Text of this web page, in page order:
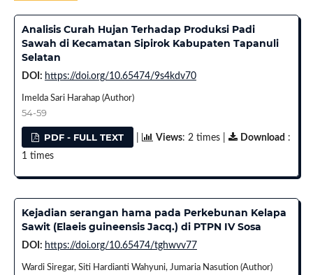
Analisis Curah Hujan Terhadap Produksi Padi
Sawah di Kecamatan Sipirok Kabupaten Tapanuli
Selatan
DOI: https://doi.org/10.65474/9s4kdv70
Imelda Sari Harahap (Author)
54-59
PDF - FULL TEXT Views: 2 times | Download :
1 times
Kejadian serangan hama pada Perkebunan Kelapa
Sawit (Elaeis guineensis Jacq.) di PTPN IV Sosa
DOI: https://doi.org/10.65474/tghwvv77
Wardi Siregar, Siti Hardianti Wahyuni, Jumaria Nasution (Author)